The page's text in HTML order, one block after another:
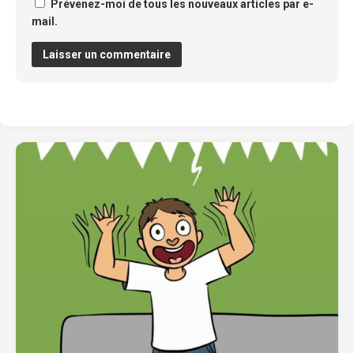
Prévenez-moi de tous les nouveaux articles par e-
mail.